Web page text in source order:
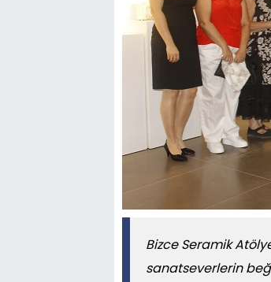
Bizce Seramik
sanatseverlerin